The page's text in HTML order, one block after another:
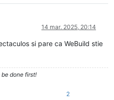
14 mar. 2025, 20:14
si pare ca WeBuild stie
done first!
2